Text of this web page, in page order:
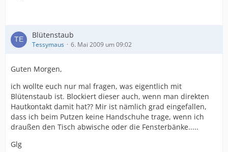
Blütenstaub
Tessymaus 6. Mai 2009 um 09:02
Guten Morgen,
ich wollte euch nur mal fragen, was eigentlich mit
Blütenstaub ist. Blockiert dieser auch, wenn man direkten
Hautkontakt damit hat?? Mir ist nämlich grad eingefallen,
dass ich beim Putzen keine Handschuhe trage, wenn ich
draußen den Tisch abwische oder die Fensterbänke.....
Glg